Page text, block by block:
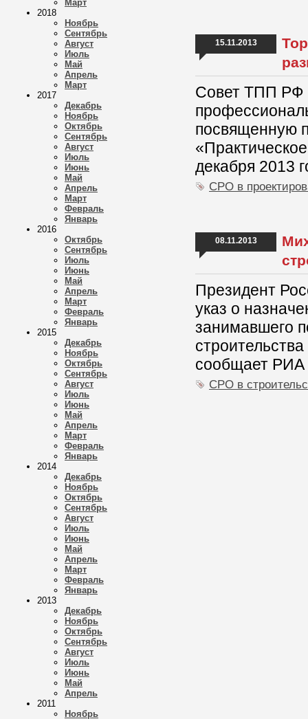
Март
2018
Ноябрь
Сентябрь
Август
Июль
Май
Апрель
Март
2017
Декабрь
Ноябрь
Октябрь
Сентябрь
Август
Июль
Июнь
Май
Апрель
Март
Февраль
Январь
2016
Октябрь
Сентябрь
Июль
Июнь
Май
Апрель
Март
Февраль
Январь
2015
Декабрь
Ноябрь
Октябрь
Сентябрь
Август
Июль
Июнь
Май
Апрель
Март
Февраль
Январь
2014
Декабрь
Ноябрь
Октябрь
Сентябрь
Август
Июль
Июнь
Май
Апрель
Март
Февраль
Январь
2013
Декабрь
Ноябрь
Октябрь
Сентябрь
Август
Июль
Июнь
Май
Апрель
2011
Ноябрь
15.11.2013
Совет ТПП РФ
посвященную
декабря 2013
СРО в
08.11.2013
Президент
указ о
занимавшего
сообщает РИА
СРО в